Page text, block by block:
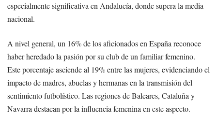
especialmente significativa en Andalucía, donde supera la media
nacional.
A nivel general, un 16% de los aficionados en España reconoce
haber heredado la pasión por su club de un familiar femenino.
Este porcentaje asciende al 19% entre las mujeres, evidenciando el
impacto de madres, abuelas y hermanas en la transmisión del
sentimiento futbolístico. Las regiones de Baleares, Cataluña y
Navarra destacan por la influencia femenina en este aspecto.